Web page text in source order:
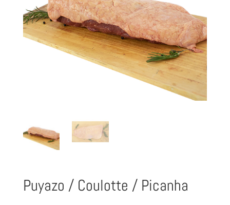
Puyazo / Coulotte / Picanha